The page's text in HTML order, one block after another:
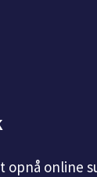
online